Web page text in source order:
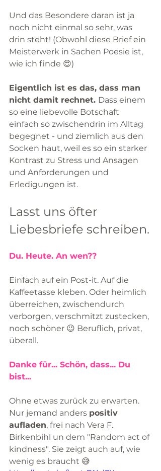
Und das Besondere daran ist ja
noch nicht einmal so sehr, was
drin steht! (Obwohl diese Brief ein
Meisterwerk in Sachen Poesie ist,
wie ich finde 😍)
Eigentlich ist es das, dass man
nicht damit rechnet. Dass einem
so eine liebevolle Botschaft
einfach so zwischendrin im Alltag
begegnet - und ziemlich aus den
Socken haut, weil es so ein starker
Kontrast zu Stress und Ansagen
und Anforderungen und
Erledigungen ist.
Lasst uns öfter
Liebesbriefe schreiben.
Du. Heute. An wen??
Einfach auf ein Post-it. Auf die
Kaffeetasse kleben. Oder heimlich
überreichen, zwischendurch
verborgen, verschmitzt zustecken,
noch schöner 😉 Beruflich, privat,
überall.
Danke für... Schön, dass... Du
bist...
Ohne etwas zurück zu erwarten.
Nur jemand anders positiv
aufladen, frei nach Vera F.
Birkenbihl un dem "Random act of
kindness". Sie zeigt auch auf, wie
wenig es braucht 😅